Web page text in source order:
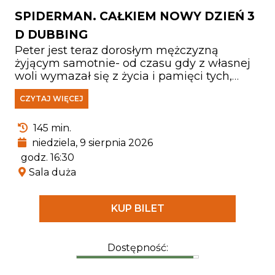
SPIDERMAN. CAŁKIEM NOWY DZIEŃ 3
D DUBBING
Peter jest teraz dorosłym mężczyzną
żyjącym samotnie- od czasu gdy z własnej
woli wymazał się z życia i pamięci tych,
których kochał. Walcząc z przestępczością
w Nowym Jorku, który nie zna już jego
miasta. Gdy rosnące wymagania zaczynają
go przytłaczać, presja wywołuje
zaskakującą fizyczną przemianę, która
zagraża jego istnieniu, podczas gdy nowy,
niepokojący schemat zbrodni prowadzi do
pojawienia się jednego z najpotężniejszych
przeciwników, z jakimi kiedykolwiek się
CZYTAJ WIĘCEJ
145 min.
niedziela, 9 sierpnia 2026
godz. 16:30
Sala duża
KUP BILET
Dostępność: